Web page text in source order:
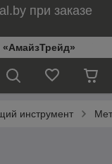
при заказе
«АмайзТрейд»
инструмент